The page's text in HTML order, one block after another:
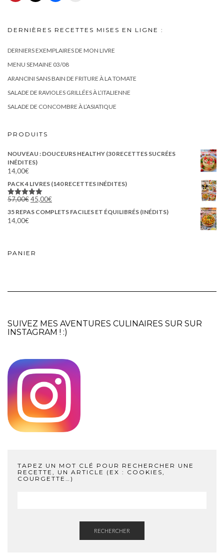
DERNIÈRES RECETTES MISES EN LIGNE :
DERNIERS EXEMPLAIRES DE MON LIVRE
MENU SEMAINE 03/08
ARANCINI SANS BAIN DE FRITURE À LA TOMATE
SALADE DE RAVIOLES GRILLÉES À L’ITALIENNE
SALADE DE CONCOMBRE À L’ASIATIQUE
PRODUITS
NOUVEAU : DOUCEURS HEALTHY (30 RECETTES SUCRÉES
INÉDITES)
14,00€
PACK 4 LIVRES (140 RECETTES INÉDITES)
Note5.00
57,00€45,00€
35 REPAS COMPLETS FACILES ET ÉQUILIBRÉS (INÉDITS)
14,00€
PANIER
SUIVEZ MES AVENTURES CULINAIRES SUR SUR
INSTAGRAM ! :)
TAPEZ UN MOT CLÉ POUR RECHERCHER UNE
RECETTE, UN ARTICLE (EX : COOKIES,
COURGETTE…)
RECHERCHER